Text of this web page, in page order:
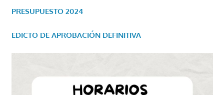
PRESUPUESTO 2024
EDICTO DE APROBACIÓN DEFINITIVA